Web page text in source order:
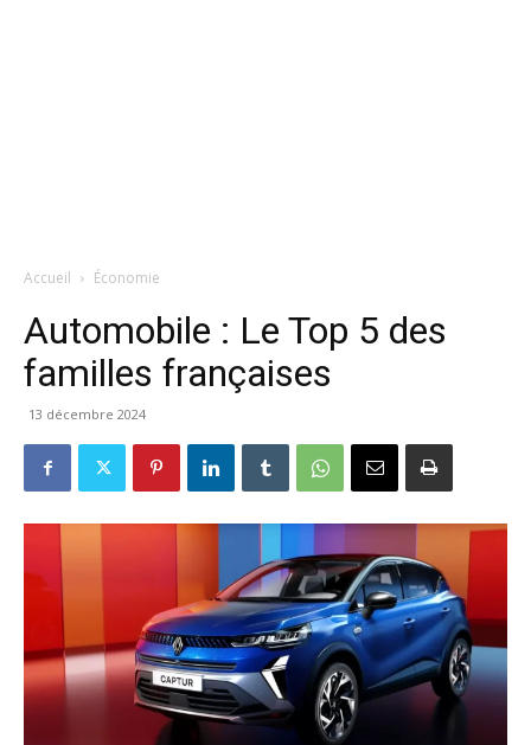
Accueil Économie
Automobile : Le Top 5 des
familles françaises
13 décembre 2024